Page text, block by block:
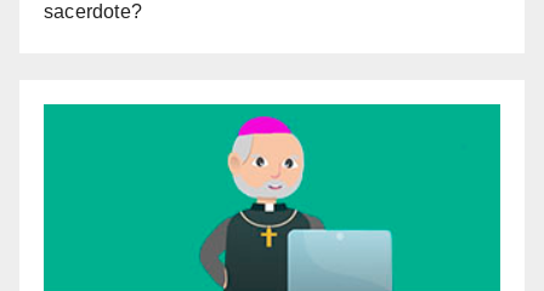
sacerdote?